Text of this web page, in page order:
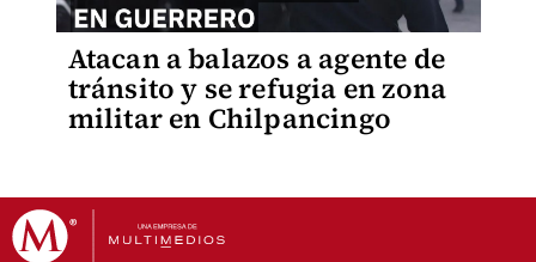
Atacan a balazos a agente de
tránsito y se refugia en zona
militar en Chilpancingo